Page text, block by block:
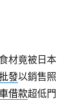
食材竟被日本
發以銷售照
借款超低門